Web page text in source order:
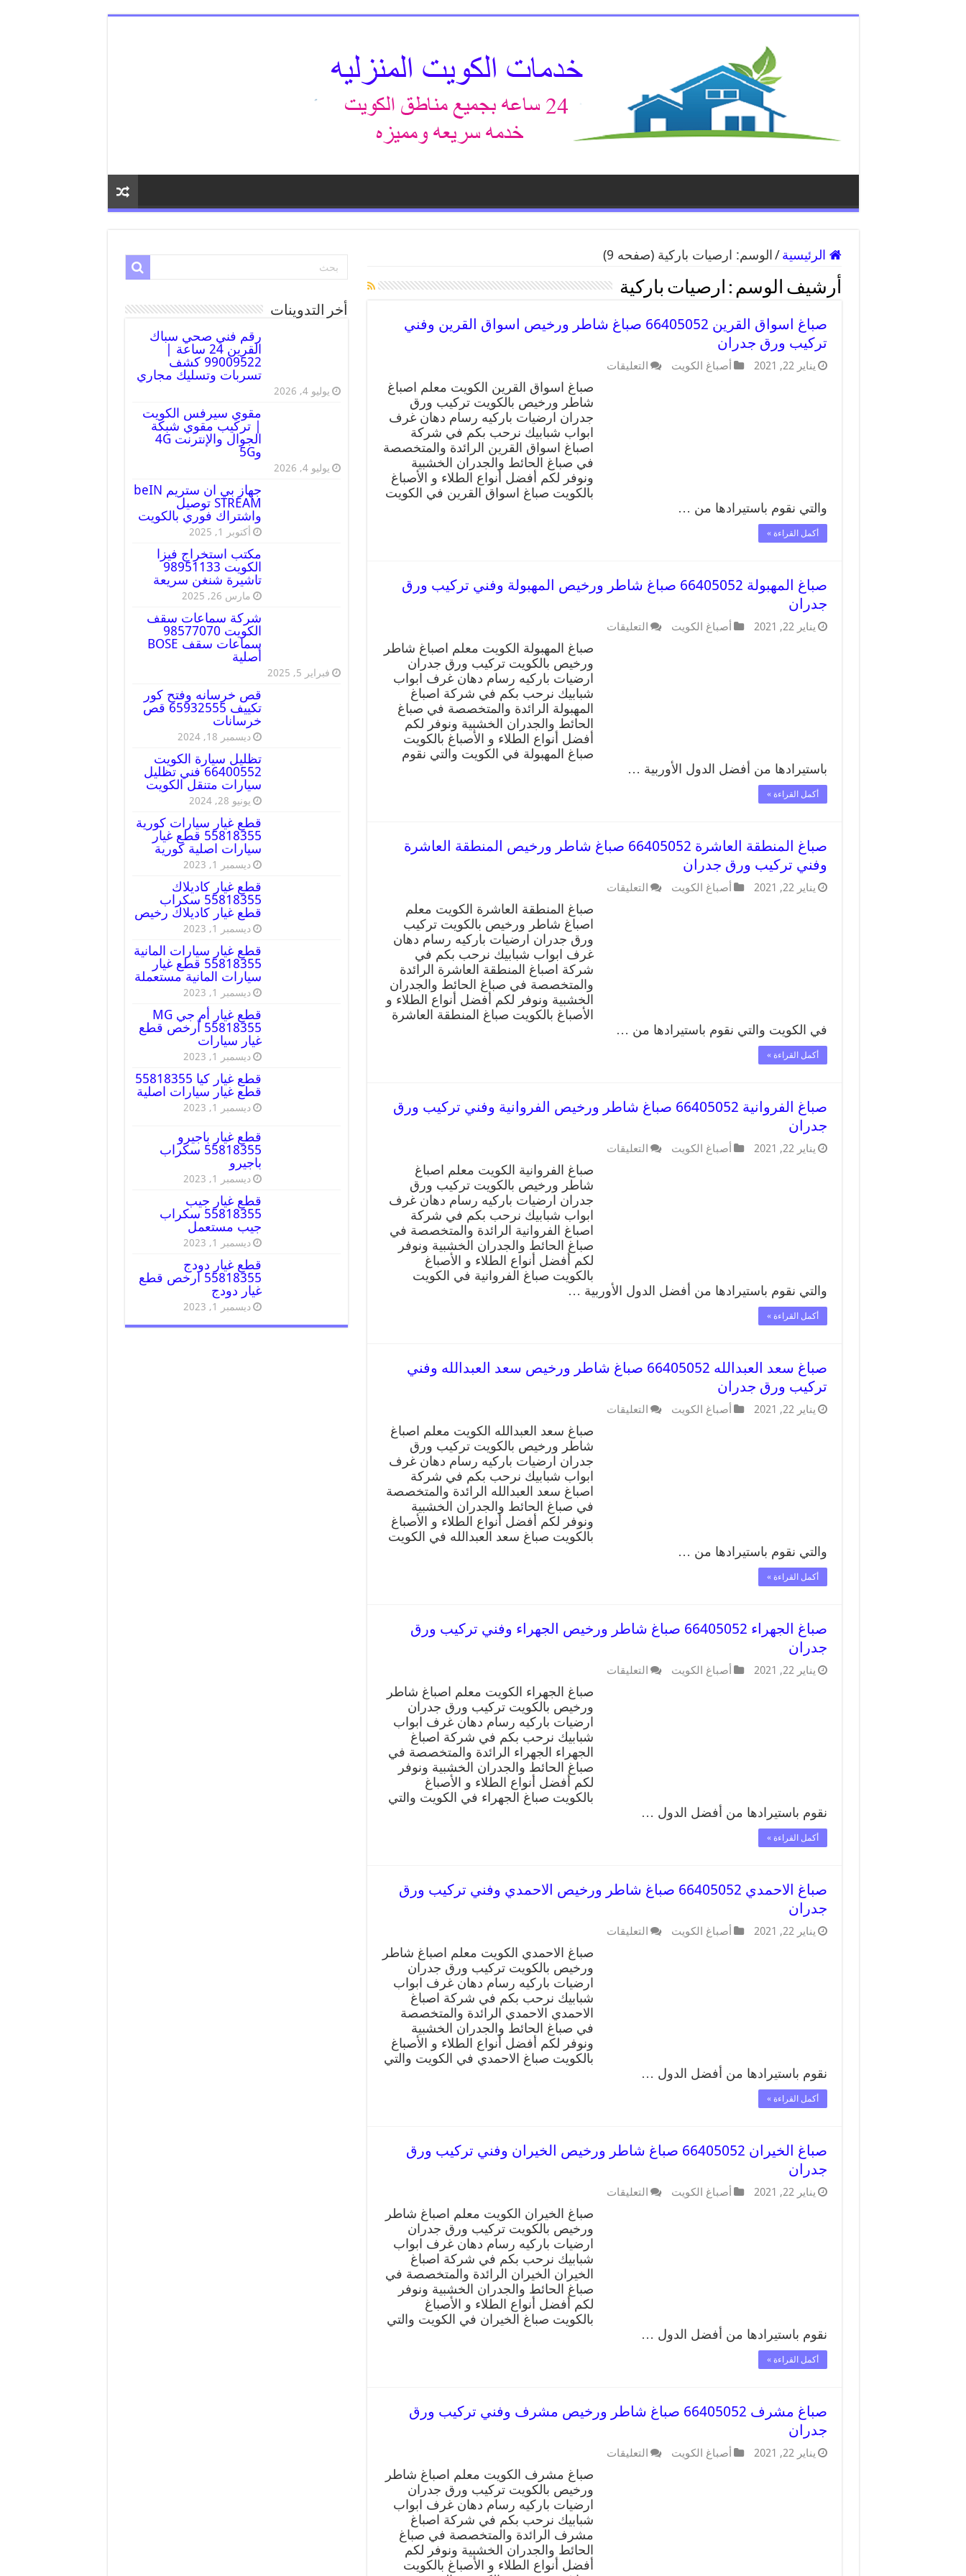
الرئيسية / الوسم: ارصيات باركية (صفحه 9)
أرشيف الوسم : ارصيات باركية
صباغ اسواق القرين 66405052 صباغ شاطر ورخيص اسواق القرين وفني
تركيب ورق جدران
يناير 22, 2021 أصباغ الكويت التعليقات
صباغ اسواق القرين الكويت معلم اصباغ
شاطر ورخيص بالكويت تركيب ورق
جدران ارضيات باركيه رسام دهان غرف
ابواب شبابيك نرحب بكم في شركة
اصباغ اسواق القرين الرائدة والمتخصصة
في صباغ الحائط والجدران الخشبية
ونوفر لكم أفضل أنواع الطلاء و الأصباغ
بالكويت صباغ اسواق القرين في الكويت
والتي نقوم باستيرادها من …
أكمل القراءة »
صباغ المهبولة 66405052 صباغ شاطر ورخيص المهبولة وفني تركيب ورق
جدران
يناير 22, 2021 أصباغ الكويت التعليقات
صباغ المهبولة الكويت معلم اصباغ شاطر
ورخيص بالكويت تركيب ورق جدران
ارضيات باركيه رسام دهان غرف ابواب
شبابيك نرحب بكم في شركة اصباغ
المهبولة الرائدة والمتخصصة في صباغ
الحائط والجدران الخشبية ونوفر لكم
أفضل أنواع الطلاء و الأصباغ بالكويت
صباغ المهبولة في الكويت والتي نقوم
باستيرادها من أفضل الدول الأوربية …
أكمل القراءة »
صباغ المنطقة العاشرة 66405052 صباغ شاطر ورخيص المنطقة العاشرة
وفني تركيب ورق جدران
يناير 22, 2021 أصباغ الكويت التعليقات
صباغ المنطقة العاشرة الكويت معلم
اصباغ شاطر ورخيص بالكويت تركيب
ورق جدران ارضيات باركيه رسام دهان
غرف ابواب شبابيك نرحب بكم في
شركة اصباغ المنطقة العاشرة الرائدة
والمتخصصة في صباغ الحائط والجدران
الخشبية ونوفر لكم أفضل أنواع الطلاء و
الأصباغ بالكويت صباغ المنطقة العاشرة
في الكويت والتي نقوم باستيرادها من …
أكمل القراءة »
صباغ الفروانية 66405052 صباغ شاطر ورخيص الفروانية وفني تركيب ورق
جدران
يناير 22, 2021 أصباغ الكويت التعليقات
صباغ الفروانية الكويت معلم اصباغ
شاطر ورخيص بالكويت تركيب ورق
جدران ارضيات باركيه رسام دهان غرف
ابواب شبابيك نرحب بكم في شركة
اصباغ الفروانية الرائدة والمتخصصة في
صباغ الحائط والجدران الخشبية ونوفر
لكم أفضل أنواع الطلاء و الأصباغ
بالكويت صباغ الفروانية في الكويت
والتي نقوم باستيرادها من أفضل الدول الأوربية …
أكمل القراءة »
صباغ سعد العبدالله 66405052 صباغ شاطر ورخيص سعد العبدالله وفني
تركيب ورق جدران
يناير 22, 2021 أصباغ الكويت التعليقات
صباغ سعد العبدالله الكويت معلم اصباغ
شاطر ورخيص بالكويت تركيب ورق
جدران ارضيات باركيه رسام دهان غرف
ابواب شبابيك نرحب بكم في شركة
اصباغ سعد العبدالله الرائدة والمتخصصة
في صباغ الحائط والجدران الخشبية
ونوفر لكم أفضل أنواع الطلاء و الأصباغ
بالكويت صباغ سعد العبدالله في الكويت
والتي نقوم باستيرادها من …
أكمل القراءة »
صباغ الجهراء 66405052 صباغ شاطر ورخيص الجهراء وفني تركيب ورق
جدران
يناير 22, 2021 أصباغ الكويت التعليقات
صباغ الجهراء الكويت معلم اصباغ شاطر
ورخيص بالكويت تركيب ورق جدران
ارضيات باركيه رسام دهان غرف ابواب
شبابيك نرحب بكم في شركة اصباغ
الجهراء الجهراء الرائدة والمتخصصة في
صباغ الحائط والجدران الخشبية ونوفر
لكم أفضل أنواع الطلاء و الأصباغ
بالكويت صباغ الجهراء في الكويت والتي
نقوم باستيرادها من أفضل الدول …
أكمل القراءة »
صباغ الاحمدي 66405052 صباغ شاطر ورخيص الاحمدي وفني تركيب ورق
جدران
يناير 22, 2021 أصباغ الكويت التعليقات
صباغ الاحمدي الكويت معلم اصباغ شاطر
ورخيص بالكويت تركيب ورق جدران
ارضيات باركيه رسام دهان غرف ابواب
شبابيك نرحب بكم في شركة اصباغ
الاحمدي الاحمدي الرائدة والمتخصصة
في صباغ الحائط والجدران الخشبية
ونوفر لكم أفضل أنواع الطلاء و الأصباغ
بالكويت صباغ الاحمدي في الكويت والتي
نقوم باستيرادها من أفضل الدول …
أكمل القراءة »
صباغ الخيران 66405052 صباغ شاطر ورخيص الخيران وفني تركيب ورق
جدران
يناير 22, 2021 أصباغ الكويت التعليقات
صباغ الخيران الكويت معلم اصباغ شاطر
ورخيص بالكويت تركيب ورق جدران
ارضيات باركيه رسام دهان غرف ابواب
شبابيك نرحب بكم في شركة اصباغ
الخيران الخيران الرائدة والمتخصصة في
صباغ الحائط والجدران الخشبية ونوفر
لكم أفضل أنواع الطلاء و الأصباغ
بالكويت صباغ الخيران في الكويت والتي
نقوم باستيرادها من أفضل الدول …
أكمل القراءة »
صباغ مشرف 66405052 صباغ شاطر ورخيص مشرف وفني تركيب ورق
جدران
يناير 22, 2021 أصباغ الكويت التعليقات
صباغ مشرف الكويت معلم اصباغ شاطر
ورخيص بالكويت تركيب ورق جدران
ارضيات باركيه رسام دهان غرف ابواب
شبابيك نرحب بكم في شركة اصباغ
مشرف الرائدة والمتخصصة في صباغ
الحائط والجدران الخشبية ونوفر لكم
أفضل أنواع الطلاء و الأصباغ بالكويت
أخر التدوينات
رقم فني صحي سباك
القرين 24 ساعة |
99009522 كشف
تسربات وتسليك مجاري
يوليو 4, 2026
مقوي سيرفس الكويت
| تركيب مقوي شبكة
الجوال والإنترنت 4G
و5G
يوليو 4, 2026
جهاز بي ان ستريم beIN
STREAM توصيل
واشتراك فوري بالكويت
أكتوبر 1, 2025
مكتب استخراج فيزا
الكويت 98951133
تاشيرة شنغن سريعة
مارس 26, 2025
شركة سماعات سقف
الكويت 98577070
سماعات سقف BOSE
أصلية
فبراير 5, 2025
قص خرسانه وفتح كور
تكييف 65932555 قص
خرسانات
ديسمبر 18, 2024
تظليل سيارة الكويت
66400552 فني تظليل
سيارات متنقل الكويت
يونيو 28, 2024
قطع غيار سيارات كورية
55818355 قطع غيار
سيارات اصلية كورية
ديسمبر 1, 2023
قطع غيار كاديلاك
55818355 سكراب
قطع غيار كاديلاك رخيص
ديسمبر 1, 2023
قطع غيار سيارات المانية
55818355 قطع غيار
سيارات المانية مستعملة
ديسمبر 1, 2023
قطع غيار أم جي MG
55818355 أرخص قطع
غيار سيارات
ديسمبر 1, 2023
قطع غيار كيا 55818355
قطع غيار سيارات اصلية
ديسمبر 1, 2023
قطع غيار باجيرو
55818355 سكراب
باجيرو
ديسمبر 1, 2023
قطع غيار جيب
55818355 سكراب
جيب مستعمل
ديسمبر 1, 2023
قطع غيار دودج
55818355 ارخص قطع
غيار دودج
ديسمبر 1, 2023